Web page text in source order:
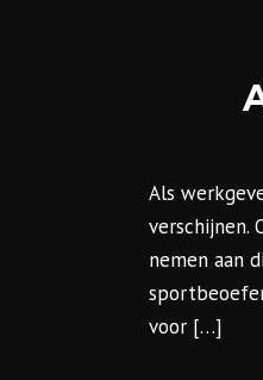
Als
verschijnen.
nemen aan
voor […]